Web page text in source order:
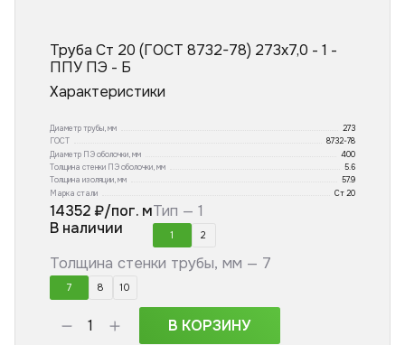
Труба Ст 20 (ГОСТ 8732-78) 273x7,0 - 1 -
ППУ ПЭ - Б
Характеристики
Диаметр трубы, мм
273
ГОСТ
8732-78
Диаметр ПЭ оболочки, мм
400
Толщина стенки ПЭ оболочки, мм
5.6
Толщина изоляции, мм
57.9
Марка стали
Ст 20
14352₽/пог. м
В наличии
Тип — 1
1 2
Толщина стенки трубы, мм — 7
7 8 10
В КОРЗИНУ